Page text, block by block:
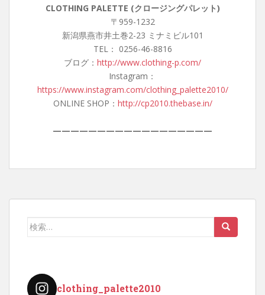
CLOTHING PALETTE (クロージングパレット)
〒959-1232
新潟県燕市井土巻2-23 ミナミビル101
TEL： 0256-46-8816
ブログ： http://www.clothing-p.com/
Instagram：
https://www.instagram.com/clothing_palette2010/
ONLINE SHOP： http://cp2010.thebase.in/
——————————————————
検
clothing_palette2010